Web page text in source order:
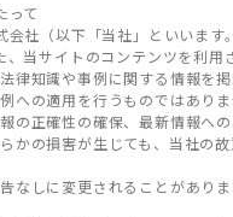
って
会社（以下「当社」といいま
当サイトのコンテンツを利用
律知識や事例に関する情報を
への適用を行うものではありま
の正確性の確保、最新情報へ
かの損害が生じても、当社の
なしに変更されることがあり